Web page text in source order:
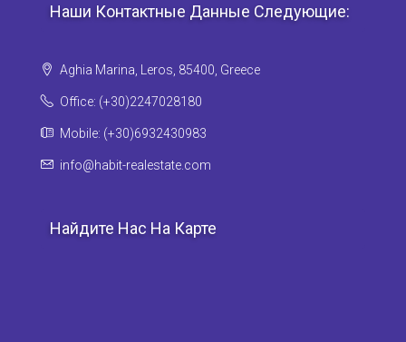
Наши Контактные Данные Следующие:
Aghia Marina, Leros, 85400, Greece
Office: (+30)2247028180
Mobile: (+30)6932430983
info@habit-realestate.com
Найдите Нас На Карте